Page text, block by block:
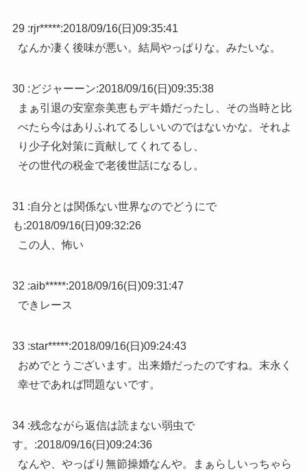
29 :rjr*****:2018/09/16(日)09:35:41
なんか凄く後味が悪い。結局やっぱりな。みたいな。
30 :どジャーーン:2018/09/16(日)09:35:38
まぁ引退の安室奈美恵もデキ婚だったし、その当時と比
べたら今はありふれてるしいいのではないかな。それよ
り少子化対策に貢献してくれてるし、
その世代の税金で老後世話になるし。
31 :自分とは関係ない世界なのでどうにで
も:2018/09/16(日)09:32:26
この人、怖い
32 :aib*****:2018/09/16(日)09:31:47
できレース
33 :star*****:2018/09/16(日)09:24:43
おめでとうございます。出来婚だったのですね。末永く
幸せであれば問題ないです。
34 :残念ながら返信は読まない弱虫で
す。 :2018/09/16(日)09:24:36
なんや、やっぱり無節操婚なんや。まぁらしいっちゃら